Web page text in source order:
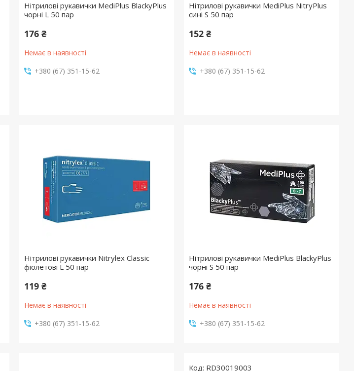
Нітрилові рукавички MediPlus BlackyPlus
чорні L 50 пар
176 ₴
Немає в наявності
+380 (67) 351-15-62
Нітрилові рукавички MediPlus NitryPlus
сині S 50 пар
152 ₴
Немає в наявності
+380 (67) 351-15-62
Нітрилові рукавички Nitrylex Classic
фіолетові L 50 пар
119 ₴
Немає в наявності
+380 (67) 351-15-62
Нітрилові рукавички MediPlus BlackyPlus
чорні S 50 пар
176 ₴
Немає в наявності
+380 (67) 351-15-62
RD30019003